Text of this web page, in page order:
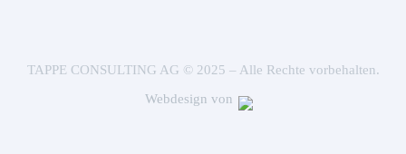
TAPPE CONSULTING AG © 2025 – Alle Rechte vorbehalten.
Webdesign von